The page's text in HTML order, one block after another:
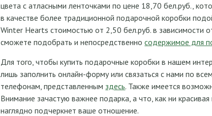
цвета с атласными ленточками по цене 18,70 бел.руб.,
в качестве более традиционной подарочной коробки
Winter Hearts стоимостью от 2,50 бел.руб. в зависимости
сможете подобрать и непосредственносодержимое для
Для того, чтобы купить подарочные коробки в нашем
лишь заполнить онлайн-форму или связаться с нами по
телефонам, представленным здесь. Также имеется
Внимание зачастую важнее подарка, а что, как ни
наглядно подчеркнет ваше отношение.